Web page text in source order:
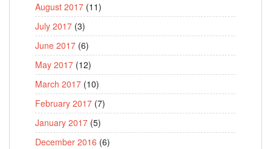
August 2017 (11)
July 2017 (3)
June 2017 (6)
May 2017 (12)
March 2017 (10)
February 2017 (7)
January 2017 (5)
December 2016 (6)